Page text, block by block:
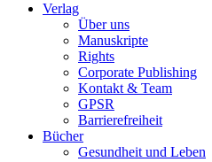
Verlag
Über uns
Manuskripte
Rights
Corporate Publishing
Kontakt & Team
GPSR
Barrierefreiheit
Bücher
Gesundheit und Leben